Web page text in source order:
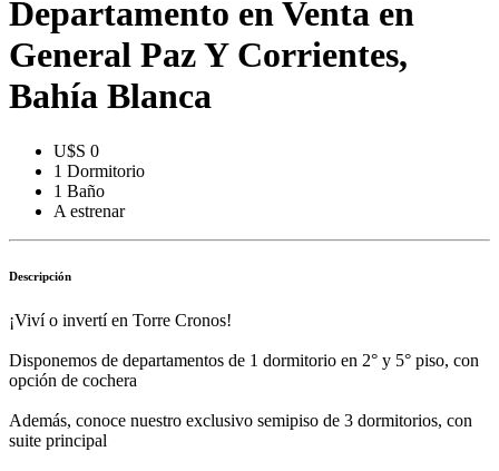
Departamento en Venta en
General Paz Y Corrientes,
Bahía Blanca
U$S 0
1 Dormitorio
1 Baño
A estrenar
Descripción
¡Viví o invertí en Torre Cronos!
Disponemos de departamentos de 1 dormitorio en 2° y 5° piso, con
opción de cochera
Además, conoce nuestro exclusivo semipiso de 3 dormitorios, con
suite principal